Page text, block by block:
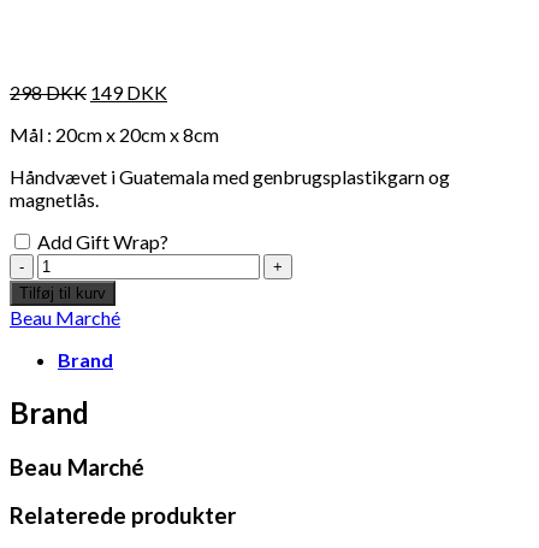
298DKK 149DKK
Mål : 20cm x 20cm x 8cm
Håndvævet i Guatemala med genbrugsplastikgarn og
magnetlås.
Add Gift Wrap?
Flettet
Taske
-
Grøn
antal
Tilføj til kurv
Beau Marché
Brand
Brand
Beau Marché
Relaterede produkter